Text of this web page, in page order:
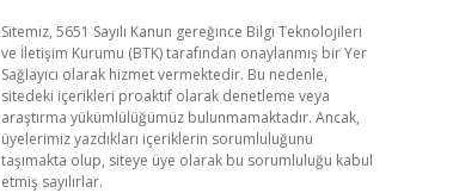
Sitemiz, 5651 Sayılı Kanun gereğince Bilgi Teknolojileri
ve İletişim Kurumu (BTK) tarafından onaylanmış bir Yer
Sağlayıcı olarak hizmet vermektedir. Bu nedenle,
sitedeki içerikleri proaktif olarak denetleme veya
araştırma yükümlülüğümüz bulunmamaktadır. Ancak,
üyelerimiz yazdıkları içeriklerin sorumluluğunu
taşımakta olup, siteye üye olarak bu sorumluluğu kabul
etmiş sayılırlar.